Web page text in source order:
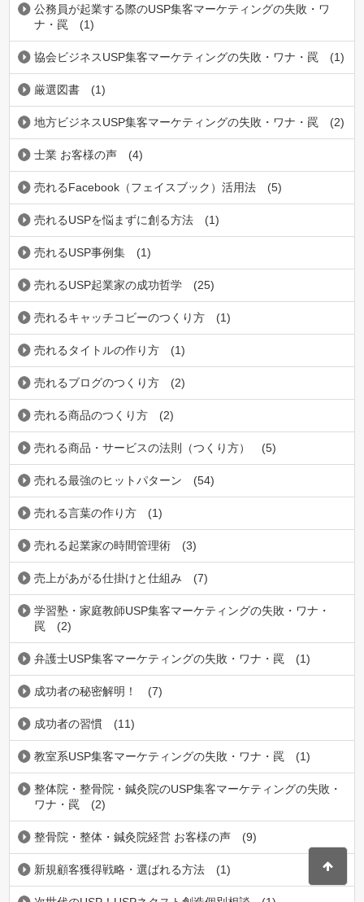
公務員が起業する際のUSP集客マーケティングの失敗・ワ
ナ・罠
(1)
協会ビジネスUSP集客マーケティングの失敗・ワナ・罠 (1)
厳選図書 (1)
地方ビジネスUSP集客マーケティングの失敗・ワナ・罠 (2)
士業 お客様の声 (4)
売れるFacebook（フェイスブック）活用法 (5)
売れるUSPを悩まずに創る方法 (1)
売れるUSP事例集 (1)
売れるUSP起業家の成功哲学 (25)
売れるキャッチコビーのつくり方 (1)
売れるタイトルの作り方 (1)
売れるブログのつくり方 (2)
売れる商品のつくり方 (2)
売れる商品・サービスの法則（つくり方） (5)
売れる最強のヒットパターン (54)
売れる言葉の作り方 (1)
売れる起業家の時間管理術 (3)
売上があがる仕掛けと仕組み (7)
学習塾・家庭教師USP集客マーケティングの失敗・ワナ・
罠
(2)
弁護士USP集客マーケティングの失敗・ワナ・罠 (1)
成功者の秘密解明！ (7)
成功者の習慣 (11)
教室系USP集客マーケティングの失敗・ワナ・罠 (1)
整体院・整骨院・鍼灸院のUSP集客マーケティングの失敗・
ワナ・罠
(2)
整骨院・整体・鍼灸院経営 お客様の声 (9)
新規顧客獲得戦略・選ばれる方法 (1)